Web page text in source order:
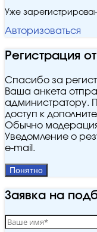
Уже
Авторизоваться
Регистрация
Спасибо за
Ваша анкета
администратору.
доступ к
Обычно
Уведомление о
e‑mail.
Понятно
Заявка на